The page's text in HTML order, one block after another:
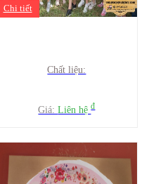
Chi tiết
Chất liệu:
Giá:Liên hệđ